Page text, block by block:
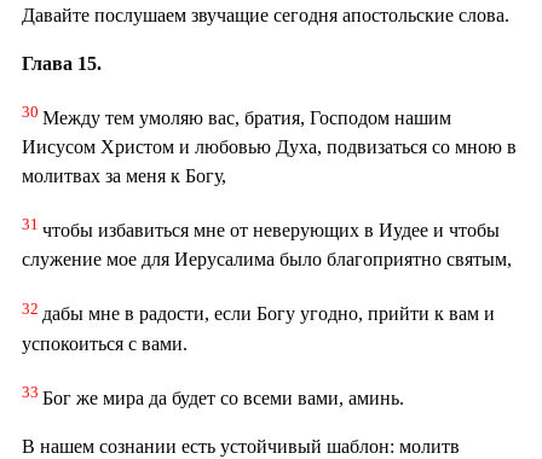
Давайте послушаем звучащие сегодня апостольские слова.
Глава 15.
30 Между тем умоляю вас, братия, Господом нашим
Иисусом Христом и любовью Духа, подвизаться со мною в
молитвах за меня к Богу,
31 чтобы избавиться мне от неверующих в Иудее и чтобы
служение мое для Иерусалима было благоприятно святым,
32 дабы мне в радости, если Богу угодно, прийти к вам и
успокоиться с вами.
33 Бог же мира да будет со всеми вами, аминь.
В нашем сознании есть устойчивый шаблон: молитв